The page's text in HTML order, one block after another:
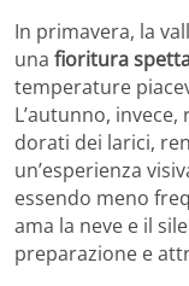
In primavera, la
una fioritura
temperature
L’autunno,
dorati dei larici,
un’esperienza
essendo meno
ama la neve e il
preparazione e